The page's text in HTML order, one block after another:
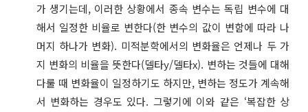
가 생기는데, 이러한 상황에서 종속 변수는 독립 변수에 대
해서 일정한 비율로 변한다(한 변수의 값이 변함에 따라 나
머지 하나가 변화). 미적분학에서의 변화율은 언제나 두 가
지 변화의 비율을 뜻한다(델타y/델타x). 변하는 것들에 대해
다룰 때 변화율이 일정하기도 하지만, 변하는 정도가 계속해
서 변화하는 경우도 있다. 그렇기에 이와 같은 ‘복잡한 상